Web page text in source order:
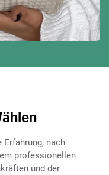
Erfahrung, nach
professionellen
und der